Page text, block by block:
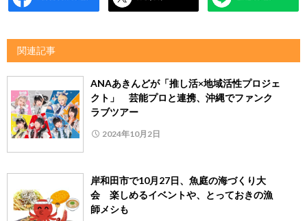
関連記事
ANAあきんどが「推し活×地域活性プロジェ
クト」 芸能プロと連携、沖縄でファンク
ラブツアー
2024年10月2日
岸和田市で10月27日、魚庭の海づくり大
会 楽しめるイベントや、とっておきの漁
師メシも